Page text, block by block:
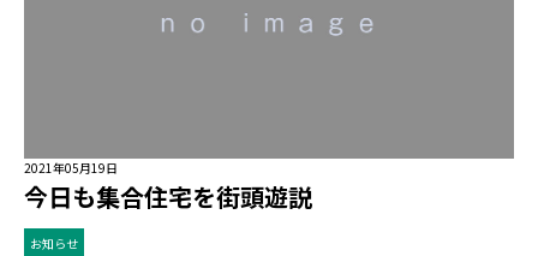
2021年05月19日
今日も集合住宅を街頭遊説
お知らせ